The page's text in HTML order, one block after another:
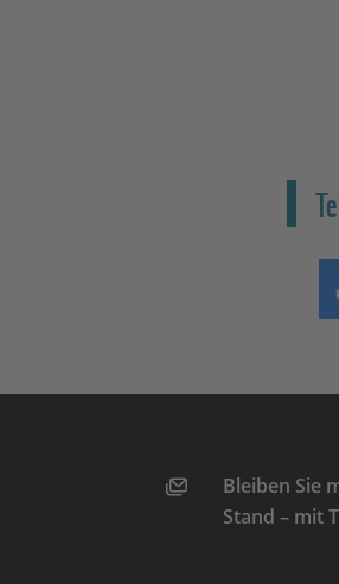
Bleiben Sie
Stand – mit